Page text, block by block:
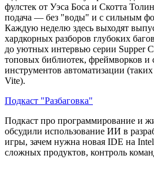
фулстек от Уэса Боса и Скотта
подача — без "воды" и с сильным
Каждую неделю здесь выходят
хардкорных разборов глубоких
до уютных интервью серии Supper
топовых библиотек, фреймворков и
инструментов автоматизации
Vite).
Подкаст "Разбаговка"
Подкаст про программирование и
обсудили использование ИИ в
игры, зачем нужна новая IDE на
сложных продуктов, контроль